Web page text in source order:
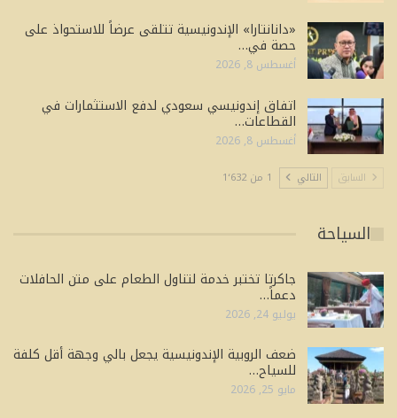
«دانانتارا» الإندونيسية تتلقى عرضاً للاستحواذ على
حصة في…
أغسطس 8, 2026
اتفاق إندونيسي سعودي لدفع الاستثمارات في
القطاعات…
أغسطس 8, 2026
السابق التالي 1 من 1٬632
السياحة
جاكرتا تختبر خدمة لتناول الطعام على متن الحافلات
دعماً…
يوليو 24, 2026
ضعف الروبية الإندونيسية يجعل بالي وجهة أقل كلفة
للسياح…
مايو 25, 2026